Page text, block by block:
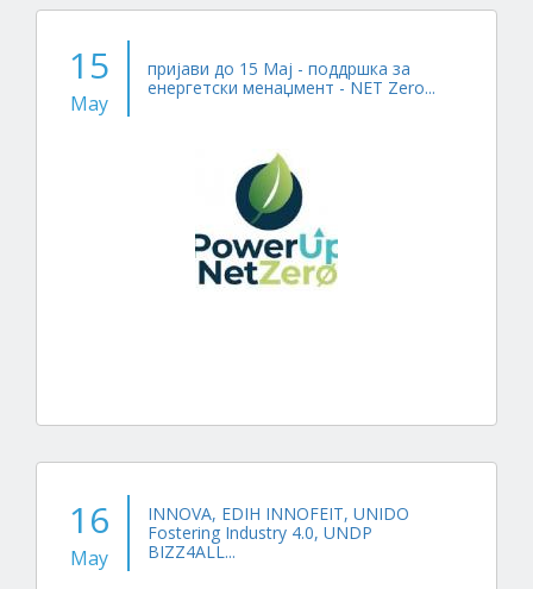
15
May
пријави до 15 Мај - поддршка за
енергетски менаџмент - NET Zero...
16
May
INNOVA, EDIH INNOFEIT, UNIDO
Fostering Industry 4.0, UNDP
BIZZ4ALL...